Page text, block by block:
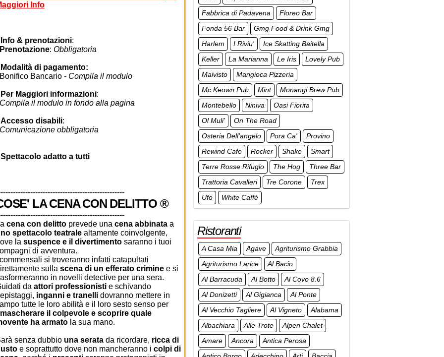
Info
Info & prenotazioni:
Prenotazione: Obbligatoria
Modalità di pagamento:
Bonifico Bancario - Compila il modulo
Per Maggiori informazioni:
Compila il modulo in fondo alla pagina
Accesso disabili:
Comunicazione obbligatoria
Spettacolo adatto a tutti
LA CENA CON DELITTO ®
cena con delitto prevede una cena abbinata a
spettacolo teatrale altamente coinvolgente,
la suspence e il divertimento saranno i tuoi
di avventura.
I commensali si troveranno infatti catapultati
sulla scena di un efferato crimine e si
in novelli detective per una sera.
da attori professionisti e schivando
inganni e tranelli dovranno mettere in
tutte le loro abilità e il loro sesto senso per
il colpevole e scoprire quale
ha armato la sua mano.
senza dubbio una serata da ricordare, ricca di
e soprattutto dove non mancheranno i colpi di
Fabbrica di Padavena
Floreo Bar
Fonda 56 Bar
Gmg Food & Drink Gmg
Harlem
I Riviu'
Ice Skatting Baitella
Keller
La Marianna Le Iris
Lovely Pub
Maivisto
Mangioca Pizzeria
Mc Keown Pub
Mint
Monangi Brew Pub
Montebello
Niniva
Oasi Fiorita
Ol Muli'
On The Road
Osteria Dell'angelo
Pora Ca'
Provino
Rewind Cafe
Rocker Shake
Smart
Terre Rosse Rifugio
The Hog
Three Bar
Trattoria Cavalleri
Tre Corone
Trex
Ufo
White Caffè
Ristoranti
A Casa Mia Agave
Agriturismo Grabbia
Agriturismo Larice
Al Bacio
Al Barracuda
Al Botto
Al Covo 8.6
Al Donizetti
Al Gigianca
Al Ponte
Al Vecchio Tagliere
Al Vigneto
Alabama
Albachiara
Alle Trote
Alpen Chalet
Amare
Ancora
Antica Perosa